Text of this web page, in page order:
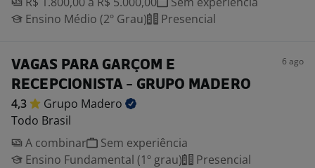
Ensino Médio (2º Grau)
Presencial
VAGAS PARA GARÇOM E
RECEPCIONISTA - GRUPO MADERO
6 ago
4,3 Grupo Madero
Todo Brasil
A combinar
Sem experiência
Ensino Fundamental (1º grau)
Presencial